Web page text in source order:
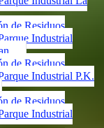
de Residuos
Industrial
de Residuos
Industrial P.K.
de Residuos
Industrial